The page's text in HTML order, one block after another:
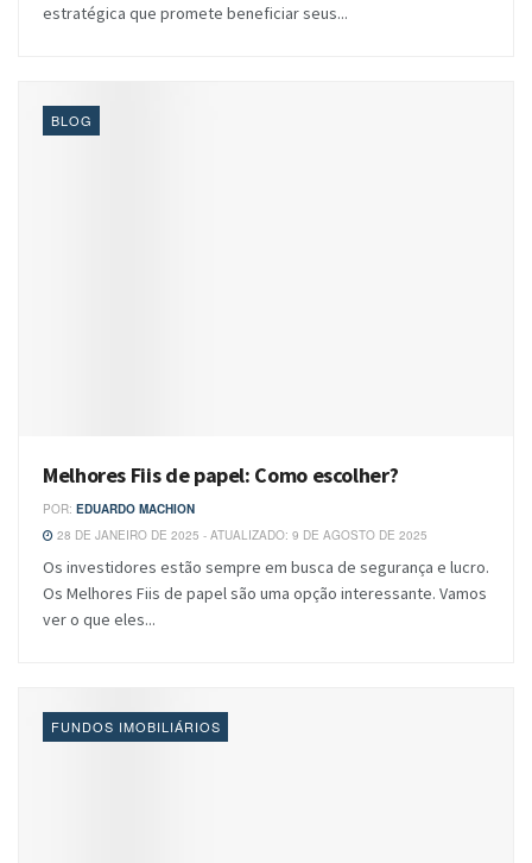
estratégica que promete beneficiar seus...
BLOG
Melhores Fiis de papel: Como escolher?
POR: EDUARDO MACHION
28 DE JANEIRO DE 2025 - ATUALIZADO: 9 DE AGOSTO DE 2025
Os investidores estão sempre em busca de segurança e lucro.
Os Melhores Fiis de papel são uma opção interessante. Vamos
ver o que eles...
FUNDOS IMOBILIÁRIOS